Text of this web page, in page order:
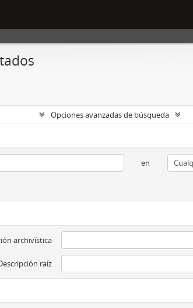
Opciones avanzadas de búsqueda
en
archivística
raíz